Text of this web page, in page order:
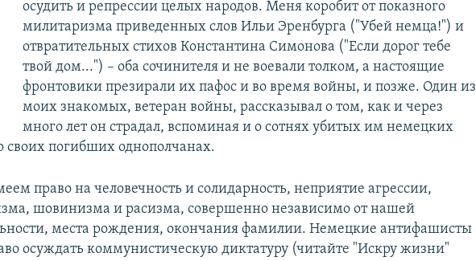
осудить и репрессии целых народов. Меня коробит от показного
милитаризма приведенных слов Ильи Эренбурга ("Убей немца!") и
отвратительных стихов Константина Симонова ("Если дорог тебе
твой дом...") – оба сочинителя и не воевали толком, а настоящие
фронтовики презирали их пафос и во время войны, и позже. Один из
моих знакомых, ветеран войны, рассказывал о том, как и через
много лет он страдал, вспоминая и о сотнях убитых им немецких
своих погибших однополчанах.
право на человечность и солидарность, неприятие агрессии,
шовинизма и расизма, совершенно независимо от нашей
места рождения, окончания фамилии. Немецкие антифашисты
осуждать коммунистическую диктатуру (читайте "Искру жизни"